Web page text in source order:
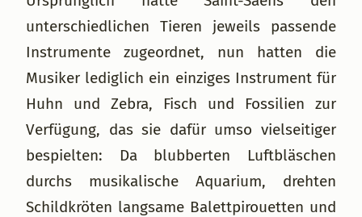
unterschiedlichen Tieren jeweils passende
Instrumente zugeordnet, nun hatten die
Musiker lediglich ein einziges Instrument für
Huhn und Zebra, Fisch und Fossilien zur
Verfügung, das sie dafür umso vielseitiger
bespielten: Da blubberten Luftbläschen
durchs musikalische Aquarium, drehten
Schildkröten langsame Balettpirouetten und